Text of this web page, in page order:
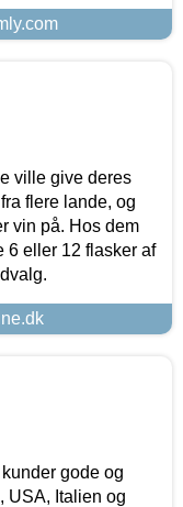
ville give deres
flere lande, og
vin på. Hos dem
6 eller 12 flasker af
gode og
USA, Italien og